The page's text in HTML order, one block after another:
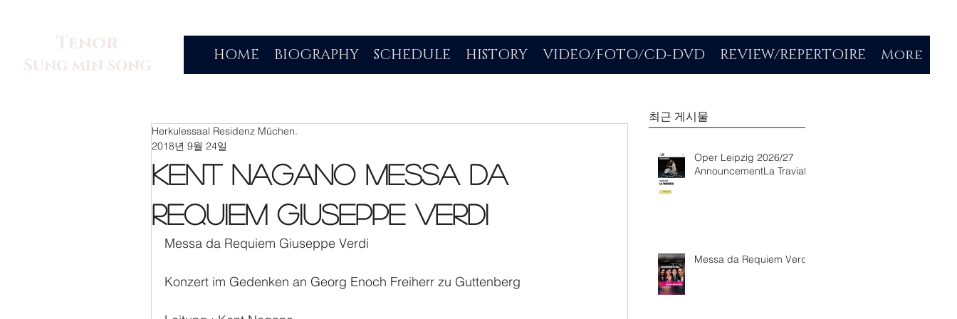
Tenor
Sung min song
HOME BIOGRAPHY SCHEDULE HISTORY VIDEO/FOTO/CD-DVD REVIEW/REPERTOIRE More
Kent Nagano Messa da
Requiem Giuseppe Verdi
Herkulessaal Residenz Müchen.
2018년 9월 24일
Messa da Requiem Giuseppe Verdi
Konzert im Gedenken an Georg Enoch Freiherr zu Guttenberg
최근 게시물
Oper Leipzig 2026/27
AnnouncementLa Traviata
Messa da Requiem Verdi